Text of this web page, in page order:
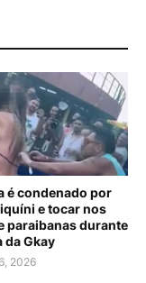
é condenado por
e tocar nos
paraibanas durante
da Gkay
2026